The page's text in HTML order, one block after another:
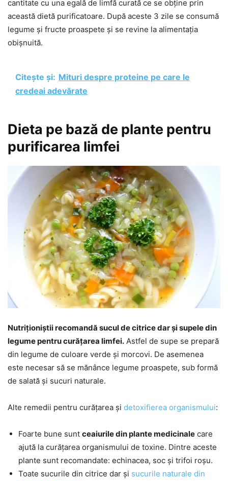
cantitate cu una egală de limfă curată ce se obține prin
această dietă purificatoare. După aceste 3 zile se consumă
legume și fructe proaspete și se revine la alimentația
obișnuită.
Citește și: Mituri despre proteine pe care le
credeai adevărate
Dieta pe bază de plante pentru
purificarea limfei
Nutriționiștii recomandă sucul de citrice dar și supele din
legume pentru curățarea limfei. Astfel de supe se prepară
din legume de culoare verde și morcovi. De asemenea
este necesar să se mănânce legume proaspete, sub formă
de salată și sucuri naturale.
Alte remedii pentru curățarea și detoxifierea organismului:
Foarte bune sunt ceaiurile din plante medicinale care
ajută la curățarea organismului de toxine. Dintre aceste
plante sunt recomandate: echinacea, soc și trifoi roșu.
Toate sucurile din citrice dar și sucurile naturale din